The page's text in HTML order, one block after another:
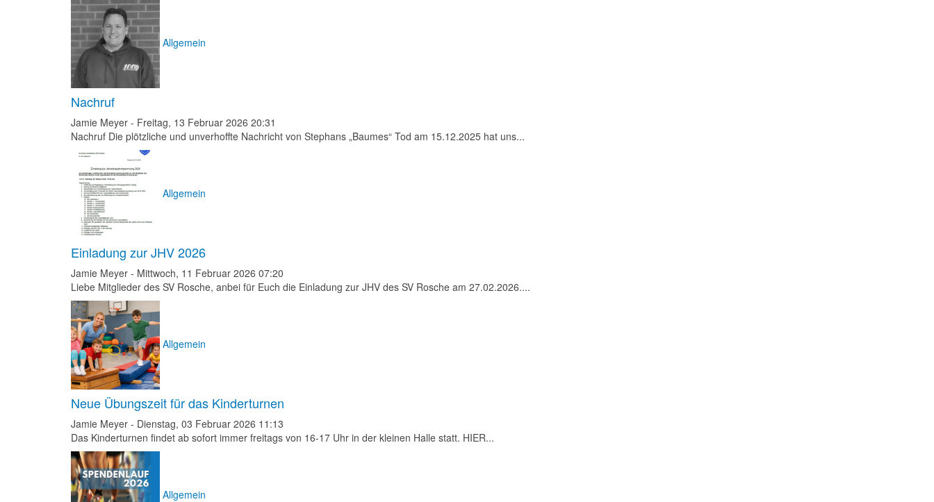
Allgemein
Nachruf
Jamie Meyer - Freitag, 13 Februar 2026 20:31
Nachruf Die plötzliche und unverhoffte Nachricht von Stephans „Baumes“ Tod am 15.12.2025 hat uns...
Allgemein
Einladung zur JHV 2026
Jamie Meyer - Mittwoch, 11 Februar 2026 07:20
Liebe Mitglieder des SV Rosche, anbei für Euch die Einladung zur JHV des SV Rosche am 27.02.2026....
Allgemein
Neue Übungszeit für das Kinderturnen
Jamie Meyer - Dienstag, 03 Februar 2026 11:13
Das Kinderturnen findet ab sofort immer freitags von 16-17 Uhr in der kleinen Halle statt. HIER...
Allgemein